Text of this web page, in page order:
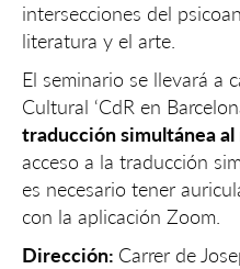
intersecciones del
literatura y el arte.
El seminario se llevará a
Cultural ‘CdR en
traducción simultánea al
acceso a la traducción
es necesario tener
con la aplicación Zoom.
Dirección: Carrer de